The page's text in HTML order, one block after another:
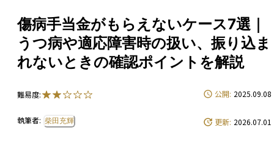
傷病手当金がもらえないケース7選｜
うつ病や適応障害時の扱い、振り込ま
れないときの確認ポイントを解説
難易度:
執筆者: 柴田充輝
公開: 2025.09.08
更新: 2026.07.01